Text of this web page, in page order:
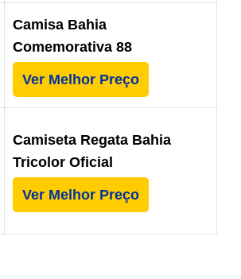
Camisa Bahia
Comemorativa 88
Ver Melhor Preço
Camiseta Regata Bahia
Tricolor Oficial
Ver Melhor Preço